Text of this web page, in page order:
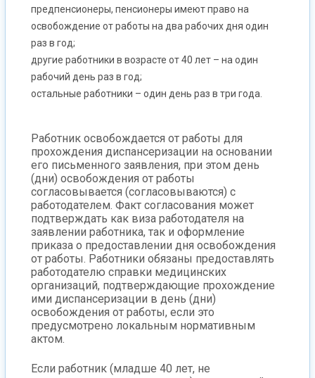
предпенсионеры, пенсионеры имеют право на
освобождение от работы на два рабочих дня один
раз в год;
другие работники в возрасте от 40 лет – на один
рабочий день раз в год;
остальные работники – один день раз в три года.
Работник освобождается от работы для
прохождения диспансеризации на основании
его письменного заявления, при этом день
(дни) освобождения от работы
согласовывается (согласовываются) с
работодателем. Факт согласования может
подтверждать как виза работодателя на
заявлении работника, так и оформление
приказа о предоставлении дня освобождения
от работы. Работники обязаны предоставлять
работодателю справки медицинских
организаций, подтверждающие прохождение
ими диспансеризации в день (дни)
освобождения от работы, если это
предусмотрено локальным нормативным
актом.
Если работник (младше 40 лет, не